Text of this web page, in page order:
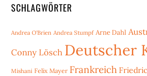
SCHLAGWÖRTER
Andrea O'Brien Andrea Stumpf Arne Dahl
Conny Lösch Deutscher
Mishani Felix Mayer Frankreich